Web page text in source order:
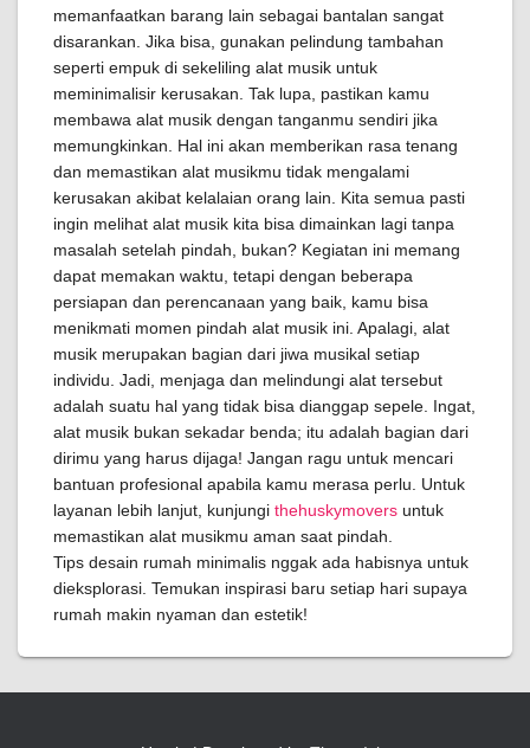
memanfaatkan barang lain sebagai bantalan sangat
disarankan. Jika bisa, gunakan pelindung tambahan
seperti empuk di sekeliling alat musik untuk
meminimalisir kerusakan. Tak lupa, pastikan kamu
membawa alat musik dengan tanganmu sendiri jika
memungkinkan. Hal ini akan memberikan rasa tenang
dan memastikan alat musikmu tidak mengalami
kerusakan akibat kelalaian orang lain. Kita semua pasti
ingin melihat alat musik kita bisa dimainkan lagi tanpa
masalah setelah pindah, bukan? Kegiatan ini memang
dapat memakan waktu, tetapi dengan beberapa
persiapan dan perencanaan yang baik, kamu bisa
menikmati momen pindah alat musik ini. Apalagi, alat
musik merupakan bagian dari jiwa musikal setiap
individu. Jadi, menjaga dan melindungi alat tersebut
adalah suatu hal yang tidak bisa dianggap sepele. Ingat,
alat musik bukan sekadar benda; itu adalah bagian dari
dirimu yang harus dijaga! Jangan ragu untuk mencari
bantuan profesional apabila kamu merasa perlu. Untuk
layanan lebih lanjut, kunjungi thehuskymovers untuk
memastikan alat musikmu aman saat pindah.
Tips desain rumah minimalis nggak ada habisnya untuk
dieksplorasi. Temukan inspirasi baru setiap hari supaya
rumah makin nyaman dan estetik!